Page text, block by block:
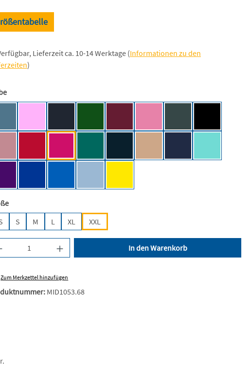
Lieferzeit ca. 10-14 Werktage (Informationen zu den
)
auswählen
auswählen
S M L XL XXL
Anzahl: Gib den gewünschten Wert ein
In den Warenkorb
Zum Merkzettel hinzufügen
MID1053.68